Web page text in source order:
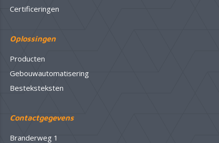
Certificeringen
Oplossingen
Producten
Gebouwautomatisering
Besteksteksten
Contactgegevens
Branderweg 1